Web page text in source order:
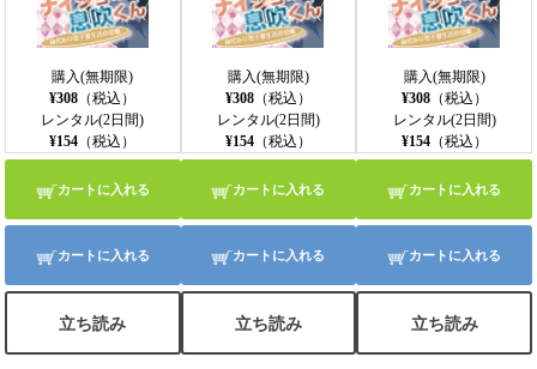
購入(無期限)
¥308 （税込）
レンタル(2日間)
¥154 （税込）
カートに入れる
カートに入れる
立ち読み
購入(無期限)
¥308（税込）
レンタル(2日間)
¥154（税込）
カートに入れる
カートに入れる
立ち読み
購入(無期限)
¥308（税込）
レンタル(2日間)
¥154（税込）
カートに入れる
カートに入れる
立ち読み